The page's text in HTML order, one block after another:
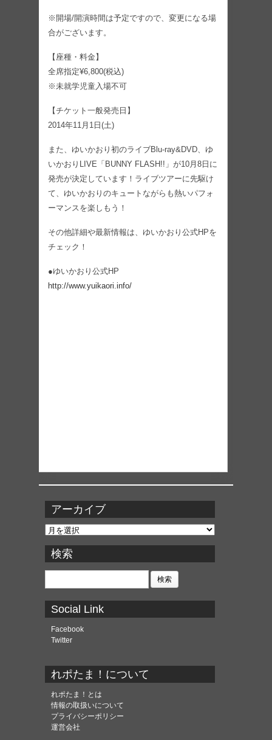
※開場/開演時間は予定ですので、変更になる場
合がございます。
【座種・料金】
全席指定¥6,800(税込)
※未就学児童入場不可
【チケット一般発売日】
2014年11月1日(土)
また、ゆいかおり初のライブBlu-ray&DVD、ゆ
いかおりLIVE「BUNNY FLASH!!」が10月8日に
発売が決定しています！ライブツアーに先駆け
て、ゆいかおりのキュートながらも熱いパフォ
ーマンスを楽しもう！
その他詳細や最新情報は、ゆいかおり公式HPを
チェック！
●ゆいかおり公式HP
http://www.yuikaori.info/
アーカイブ
ア
カ
イ
ブ
検索
検
Social Link
Facebook
Twitter
れポたま！について
れポたま！とは
情報の取扱いについて
プライバシーポリシー
運営会社